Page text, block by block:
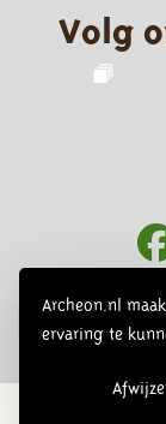
Archeon.nl
ervaring te
Volg